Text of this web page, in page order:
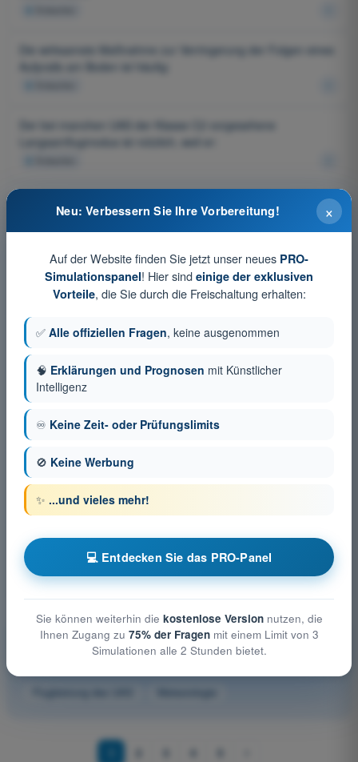
Die wirksamste Maßnahme zur Verringerung der Folgen eines
Aufpralls am Boden ist häufig:
Der bei manchen UAS der Klasse C2 vorgesehene
Langsamflugmodus ist nützlich, weil er:
Antworten
Das Vorhandensein einer Fernidentifizierung oder einer Geo-
Sensibilisierungsfunktion (Geo-Awareness):
Antworten
Eine gute betriebliche Minderungsmaßnahme besteht darin:
4
Bei Verlust der Kontrolle in der Nähe unbeteiligter Personen
muss vorrangig:
Antworten
Die Wahl des Start- und Landeplatzes muss insbesondere
ermöglichen:
Antworten
Bei der Bewertung des Risikos am Boden sind insbesondere
zu berücksichtigen:
4Antworten
Weitere Prüfungsfächer Drohnenführerschein A2
×
Neu: Verbessern Sie Ihre Vorbereitung!
Auf der Website finden Sie jetzt unser neues PRO-
Simulationspanel! Hier sind einige der exklusiven
Vorteile, die Sie durch die Freischaltung erhalten:
✅ Alle offiziellen Fragen, keine ausgenommen
🧠 Erklärungen und Prognosen mit Künstlicher
Intelligenz
♾️ Keine Zeit- oder Prüfungslimits
🚫 Keine Werbung
✨ ...und vieles mehr!
💻 Entdecken Sie das PRO-Panel
Sie können weiterhin die kostenlose Versionnutzen, die
Ihnen Zugang zu 75% der Fragenmit einem Limit von 3
Simulationen alle 2 Stunden bietet.